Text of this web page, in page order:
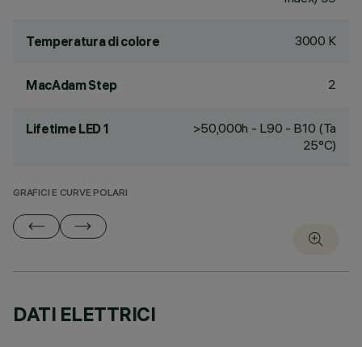
Temperatura di colore 3000 K
MacAdam Step 2
Lifetime LED 1
>50,000h - L90 - B10 (Ta
25°C)
GRAFICI E CURVE POLARI
DATI ELETTRICI